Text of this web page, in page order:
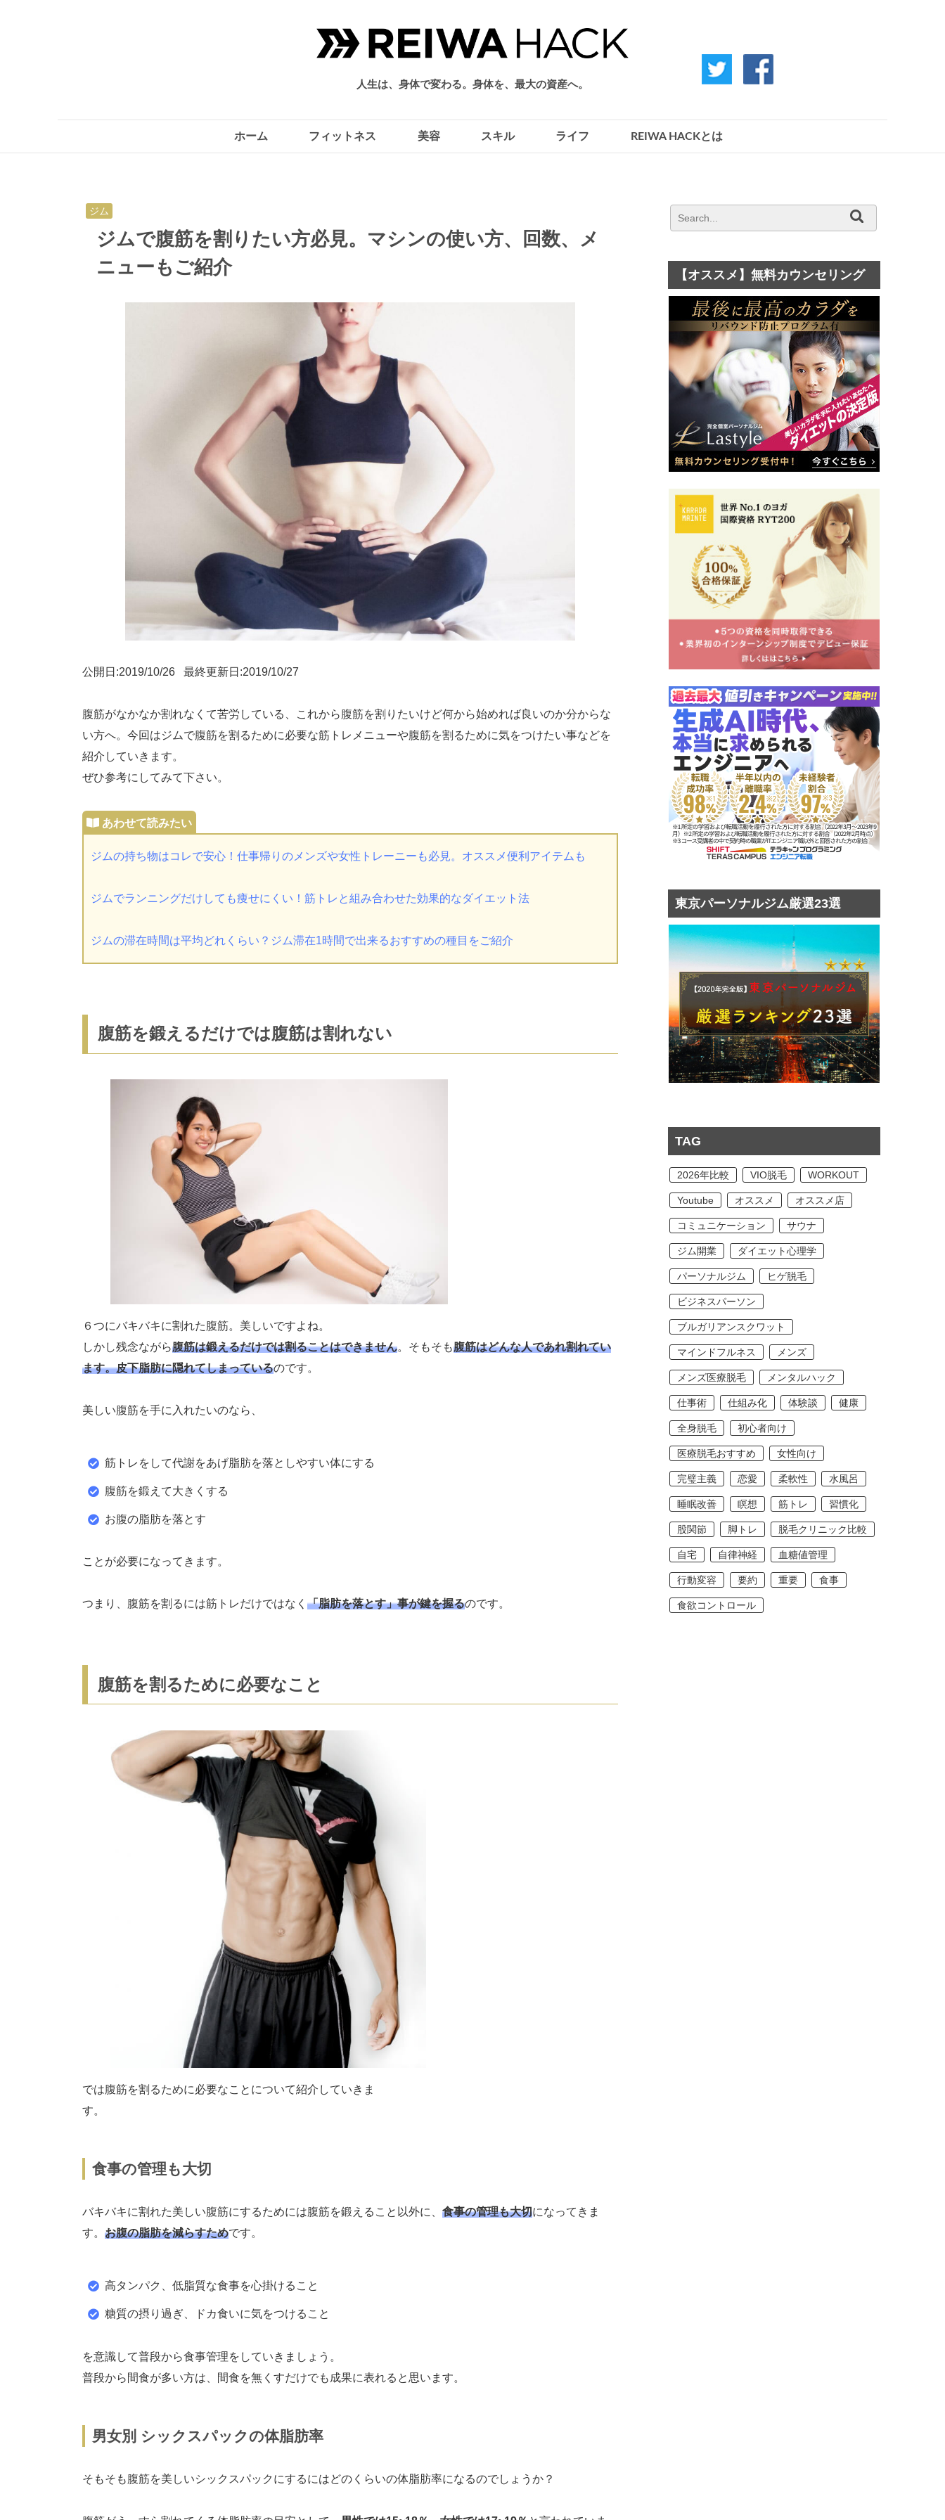
人生は、身体で変わる。身体を、最大の資産へ。
ホーム フィットネス 美容 スキル ライフ REIWA HACKとは
ジム
ジムで腹筋を割りたい方必見。マシンの使い方、回数、メ
ニューもご紹介
公開日:2019/10/26 最終更新日:2019/10/27
腹筋がなかなか割れなくて苦労している、これから腹筋を割りたいけど何から始めれば良いのか分からな
い方へ。今回はジムで腹筋を割るために必要な筋トレメニューや腹筋を割るために気をつけたい事などを
紹介していきます。
ぜひ参考にしてみて下さい。
ジムの持ち物はコレで安心！仕事帰りのメンズや女性トレーニーも必見。オススメ便利アイテムも
ジムでランニングだけしても痩せにくい！筋トレと組み合わせた効果的なダイエット法
ジムの滞在時間は平均どれくらい？ジム滞在1時間で出来るおすすめの種目をご紹介
腹筋を鍛えるだけでは腹筋は割れない
６つにバキバキに割れた腹筋。美しいですよね。
しかし残念ながら腹筋は鍛えるだけでは割ることはできません。そもそも腹筋はどんな人であれ割れてい
ます。皮下脂肪に隠れてしまっているのです。
美しい腹筋を手に入れたいのなら、
筋トレをして代謝をあげ脂肪を落としやすい体にする
腹筋を鍛えて大きくする
お腹の脂肪を落とす
ことが必要になってきます。
つまり、腹筋を割るには筋トレだけではなく 「脂肪を落とす」事が鍵を握るのです。
腹筋を割るために必要なこと
では腹筋を割るために必要なことについて紹介していきま
す。
食事の管理も大切
バキバキに割れた美しい腹筋にするためには腹筋を鍛えること以外に、 食事の管理も大切になってきま
す。 お腹の脂肪を減らすためです。
高タンパク、低脂質な食事を心掛けること
糖質の摂り過ぎ、ドカ食いに気をつけること
を意識して普段から食事管理をしていきましょう。
普段から間食が多い方は、間食を無くすだけでも成果に表れると思います。
男女別 シックスパックの体脂肪率
そもそも腹筋を美しいシックスパックにするにはどのくらいの体脂肪率になるのでしょうか？
【オススメ】無料カウンセリング
東京パーソナルジム厳選23選
TAG
2026年比較 VIO脱毛 WORKOUT
Youtube オススメ オススメ店
コミュニケーション サウナ
ジム開業 ダイエット心理学
パーソナルジム ヒゲ脱毛
ビジネスパーソン
ブルガリアンスクワット
マインドフルネス メンズ
メンズ医療脱毛 メンタルハック
仕事術 仕組み化 体験談 健康
全身脱毛 初心者向け
医療脱毛おすすめ 女性向け
完璧主義 恋愛 柔軟性 水風呂
睡眠改善 瞑想 筋トレ 習慣化
股関節 脚トレ 脱毛クリニック比較
自宅 自律神経 血糖値管理
行動変容 要約 重要 食事
食欲コントロール